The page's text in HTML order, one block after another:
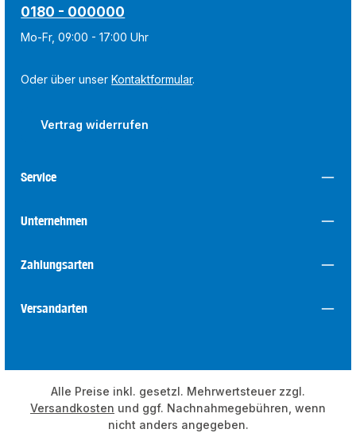
0180 - 000000
Mo-Fr, 09:00 - 17:00 Uhr
Oder über unserKontaktformular.
Vertrag widerrufen
Service
Unternehmen
Zahlungsarten
Versandarten
Alle Preise inkl. gesetzl. Mehrwertsteuer zzgl.
Versandkosten und ggf. Nachnahmegebühren, wenn
nicht anders angegeben.